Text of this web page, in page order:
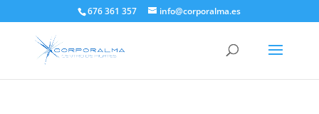
676 361 357 info@corporalma.es